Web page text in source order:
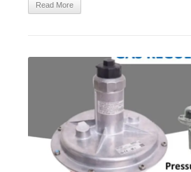
Read More